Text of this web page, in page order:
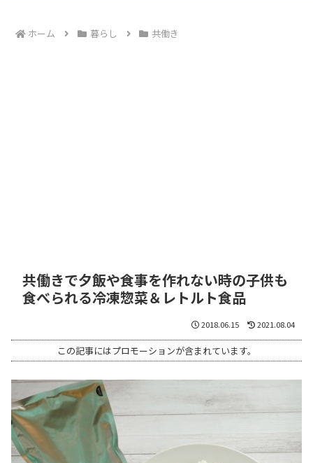
ホーム 暮らし 共働き
共働きで夕飯や食事を作れない時の子供も
食べられる冷凍惣菜＆レトルト食品
2018.06.15 2021.08.04
この記事にはプロモーションが含まれています。